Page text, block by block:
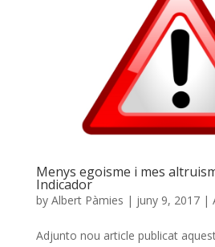
Menys egoisme i mes
Indicador
by Albert Pàmies | juny 9, 2017|
Adjunto nou article publicat